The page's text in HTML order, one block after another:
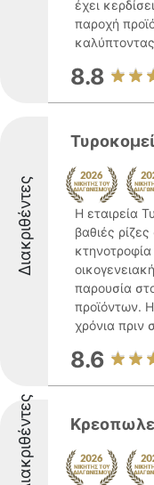
έχει
παροχή
8.8
Διακριθέντες
Η εταιρεία
βαθιές
κτηνοτροφία
παρουσία
προϊόντων.
χρόνια πριν
8.6
Διακριθέντες